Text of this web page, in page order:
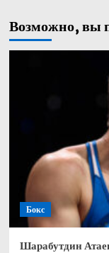
Возможно, вы
Бокс
Шарабутдин